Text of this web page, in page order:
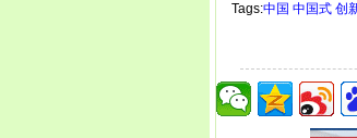
Tags:中国 中国式 创